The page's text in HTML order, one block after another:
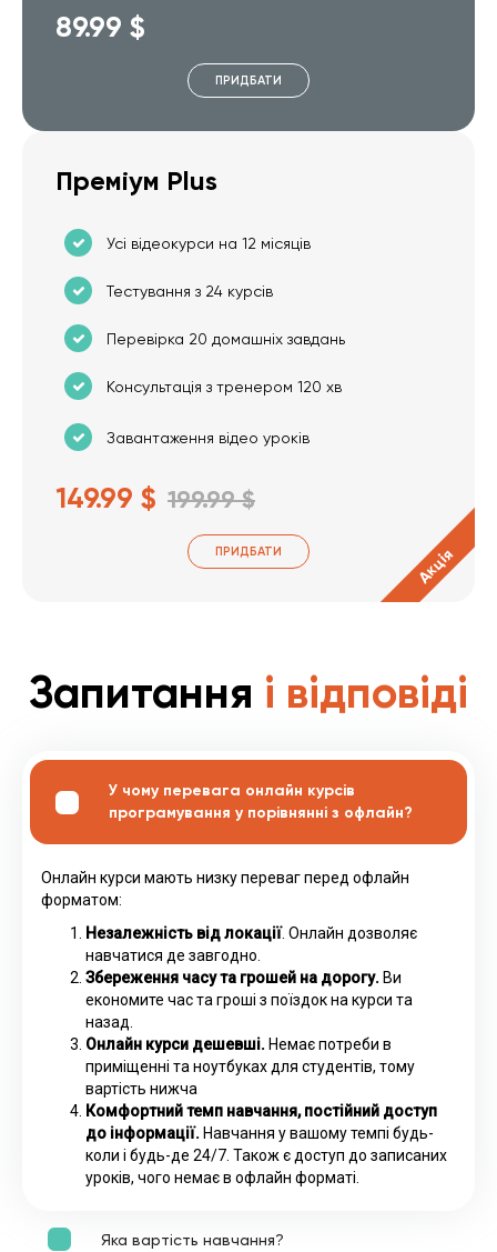
89.99 $
ПРИДБАТИ
Преміум Plus
Усі відеокурси на 12 місяців
Тестування з 24 курсів
Перевірка 20 домашніх завдань
Консультація з тренером 120 хв
Завантаження відео уроків
149.99 $ 199.99 $
ПРИДБАТИ Акція
Запитання і відповіді
У чому перевага онлайн курсів
програмування у порівнянні з офлайн?
Онлайн курси мають низку переваг перед офлайн
форматом:
Незалежність від локації. Онлайн дозволяє
навчатися де завгодно.
Збереження часу та грошей на дорогу. Ви
економите час та гроші з поїздок на курси та
назад.
Онлайн курси дешевші. Немає потреби в
приміщенні та ноутбуках для студентів, тому
вартість нижча
Комфортний темп навчання, постійний доступ
до інформації. Навчання у вашому темпі будь-
коли і будь-де 24/7. Також є доступ до записаних
уроків, чого немає в офлайн форматі.
Яка вартість навчання?